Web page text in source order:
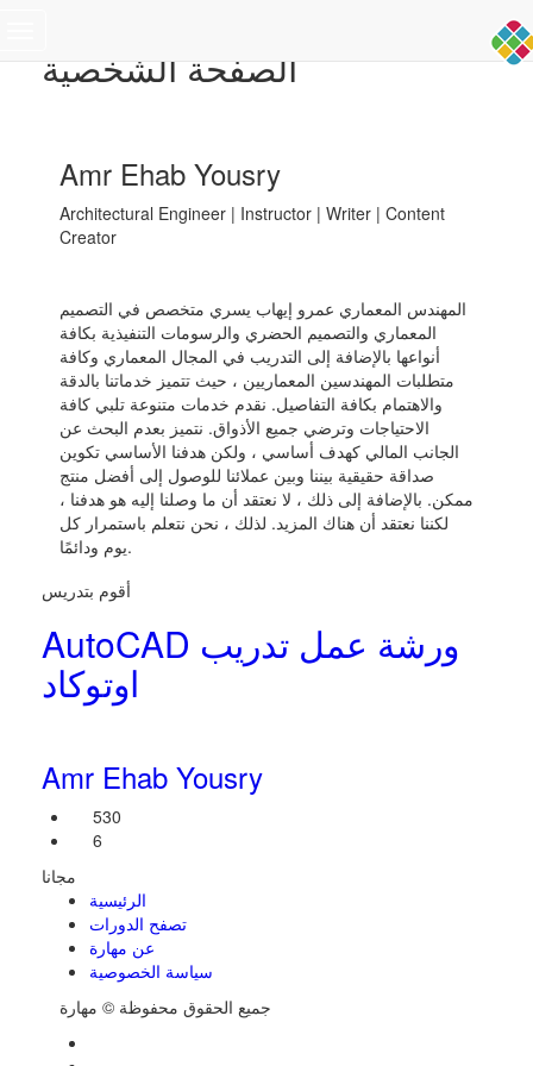
navigation
الصفحة الشخصية
Amr Ehab Yousry
Architectural Engineer | Instructor | Writer | Content
Creator
المهندس المعماري عمرو إيهاب يسري متخصص في التصميم
المعماري والتصميم الحضري والرسومات التنفيذية بكافة
أنواعها بالإضافة إلى التدريب في المجال المعماري وكافة
متطلبات المهندسين المعماريين ، حيث تتميز خدماتنا بالدقة
والاهتمام بكافة التفاصيل. نقدم خدمات متنوعة تلبي كافة
الاحتياجات وترضي جميع الأذواق. نتميز بعدم البحث عن
الجانب المالي كهدف أساسي ، ولكن هدفنا الأساسي تكوين
صداقة حقيقية بيننا وبين عملائنا للوصول إلى أفضل منتج
ممكن. بالإضافة إلى ذلك ، لا نعتقد أن ما وصلنا إليه هو هدفنا ،
لكننا نعتقد أن هناك المزيد. لذلك ، نحن نتعلم باستمرار كل
يوم ودائمًا.
أقوم بتدريس
AutoCAD ورشة عمل تدريب
اوتوكاد
Amr Ehab Yousry
530
6
مجانا
الرئيسية
تصفح الدورات
عن مهارة
سياسة الخصوصية
جميع الحقوق محفوظة © مهارة